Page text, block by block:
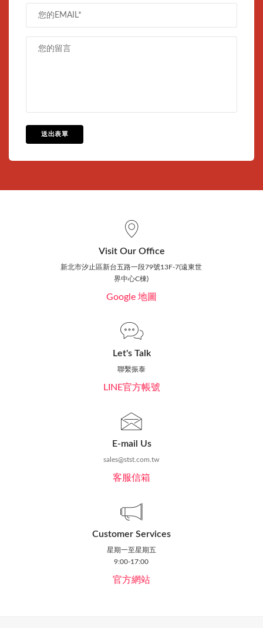
送出表單
Visit Our Office
新北市汐止區新台五路一段79號13F-7(遠東世
界中心C棟)
Google 地圖
Let's Talk
聯繫振泰
LINE官方帳號
E-mail Us
sales@stst.com.tw
客服信箱
Customer Services
星期一至星期五
9:00-17:00
官方網站